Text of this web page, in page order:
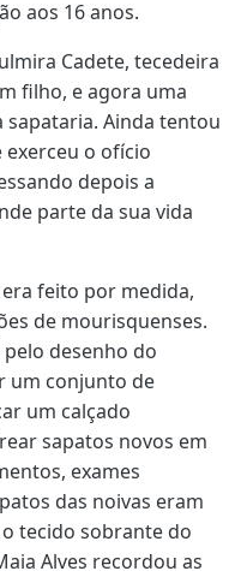
aos 16 anos.
Cadete, tecedeira
filho, e agora uma
sapataria. Ainda tentou
o ofício
depois a
parte da sua vida
feito por medida,
de mourisquenses.
desenho do
um conjunto de
um calçado
sapatos novos em
exames
das noivas eram
tecido sobrante do
Alves recordou as